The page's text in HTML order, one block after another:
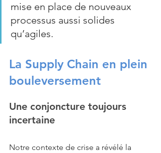
mise en place de nouveaux
processus aussi solides
qu’agiles.
La Supply Chain en plein
bouleversement
Une conjoncture toujours
incertaine
Notre contexte de crise a révélé la